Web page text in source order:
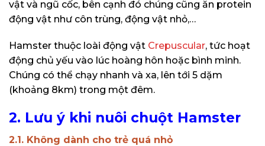
vật và ngũ cốc, bên cạnh đó chúng cũng ăn protein
động vật như côn trùng, động vật nhỏ,…
Hamster thuộc loài động vật Crepuscular, tức hoạt
động chủ yếu vào lúc hoàng hôn hoặc bình minh.
Chúng có thể chạy nhanh và xa, lên tới 5 dặm
(khoảng 8km) trong một đêm.
2. Lưu ý khi nuôi chuột Hamster
2.1. Không dành cho trẻ quá nhỏ